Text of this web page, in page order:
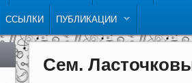
ССЫЛКИ ПУБЛИКАЦИИ
Сем.